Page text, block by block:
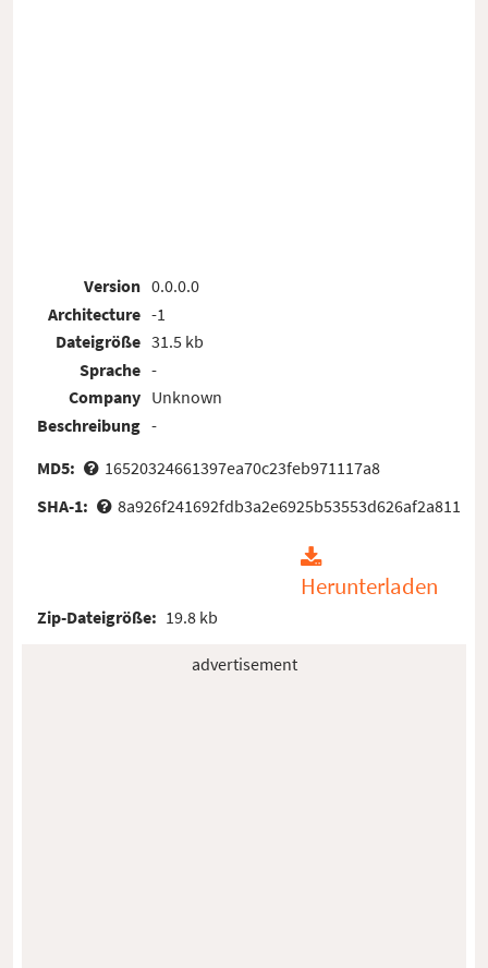
Version
Architecture
Dateigröße
Sprache
Company
Beschreibung
0.0.0.0
-1
31.5 kb
-
Unknown
-
MD5:
16520324661397ea70c23feb971117a8
SHA-1:
8a926f241692fdb3a2e6925b53553d626af2a811
Herunterladen
Zip-Dateigröße: 19.8 kb
advertisement